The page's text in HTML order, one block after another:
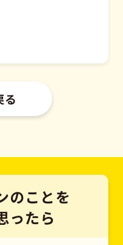
る
のことを
ったら